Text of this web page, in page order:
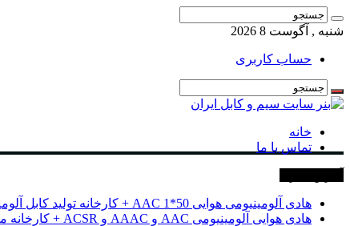
شنبه , آگوست 8 2026
حساب کاربری
خانه
تماس با ما
هادی آلومینیومی هوایی 50*1 AAC + کارخانه تولید کابل آلومینیومی
هادی هوایی آلومینیومی AAC و AAAC و ACSR + کارخانه ماهان کابل امیر